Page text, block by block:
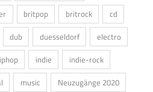
britpop britrock
cd
dub duesseldorf
electro
indie
indie-rock
music
Neuzugänge 2020